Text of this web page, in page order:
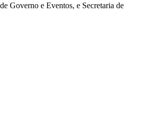
Governo e Eventos, e Secretaria de